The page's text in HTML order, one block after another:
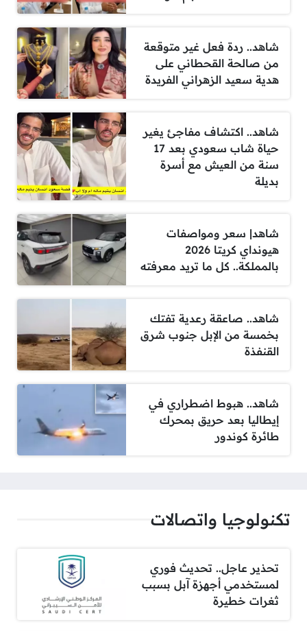
شاهد.. ردة فعل غير متوقعة
من صالحة القحطاني على
هدية سعيد الزهراني الفريدة
شاهد.. اكتشاف مفاجئ يغير
حياة شاب سعودي بعد 17
سنة من العيش مع أسرة
بديلة
شاهد| سعر ومواصفات
هيونداي كريتا 2026
بالمملكة.. كل ما تريد معرفته
شاهد.. صاعقة رعدية تفتك
بخمسة من الإبل جنوب شرق
القنفذة
شاهد.. هبوط اضطراري في
إيطاليا بعد حريق بمحرك
طائرة كوندور
تكنولوجيا واتصالات
تحذير عاجل.. تحديث فوري
لمستخدمي أجهزة آبل بسبب
ثغرات خطيرة